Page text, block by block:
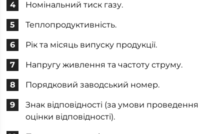
Номінальний тиск газу.
Теплопродуктивність.
Рік та місяць випуску продукції.
Напругу живлення та частоту струму.
Порядковий заводський номер.
Знак відповідності (за умови проведення
оцінки відповідності).